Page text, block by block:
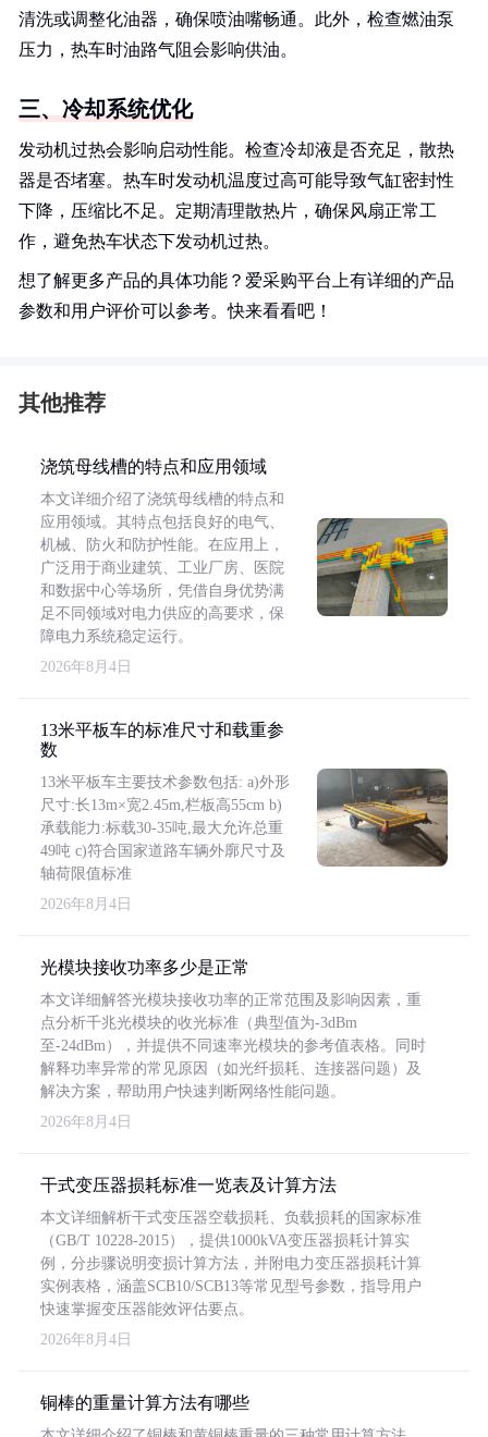
清洗或调整化油器，确保喷油嘴畅通。此外，检查燃油泵
压力，热车时油路气阻会影响供油。
三、冷却系统优化
发动机过热会影响启动性能。检查冷却液是否充足，散热
器是否堵塞。热车时发动机温度过高可能导致气缸密封性
下降，压缩比不足。定期清理散热片，确保风扇正常工
作，避免热车状态下发动机过热。
想了解更多产品的具体功能？爱采购平台上有详细的产品
参数和用户评价可以参考。快来看看吧！
其他推荐
浇筑母线槽的特点和应用领域
本文详细介绍了浇筑母线槽的特点和
应用领域。其特点包括良好的电气、
机械、防火和防护性能。在应用上，
广泛用于商业建筑、工业厂房、医院
和数据中心等场所，凭借自身优势满
足不同领域对电力供应的高要求，保
障电力系统稳定运行。
2026年8月4日
13米平板车的标准尺寸和载重参
数
13米平板车主要技术参数包括: a)外形
尺寸:长13m×宽2.45m,栏板高55cm b)
承载能力:标载30-35吨,最大允许总重
49吨 c)符合国家道路车辆外廓尺寸及
轴荷限值标准
2026年8月4日
光模块接收功率多少是正常
本文详细解答光模块接收功率的正常范围及影响因素，重
点分析千兆光模块的收光标准（典型值为-3dBm
至-24dBm），并提供不同速率光模块的参考值表格。同时
解释功率异常的常见原因（如光纤损耗、连接器问题）及
解决方案，帮助用户快速判断网络性能问题。
2026年8月4日
干式变压器损耗标准一览表及计算方法
本文详细解析干式变压器空载损耗、负载损耗的国家标准
（GB/T 10228-2015），提供1000kVA变压器损耗计算实
例，分步骤说明变损计算方法，并附电力变压器损耗计算
实例表格，涵盖SCB10/SCB13等常见型号参数，指导用户
快速掌握变压器能效评估要点。
2026年8月4日
铜棒的重量计算方法有哪些